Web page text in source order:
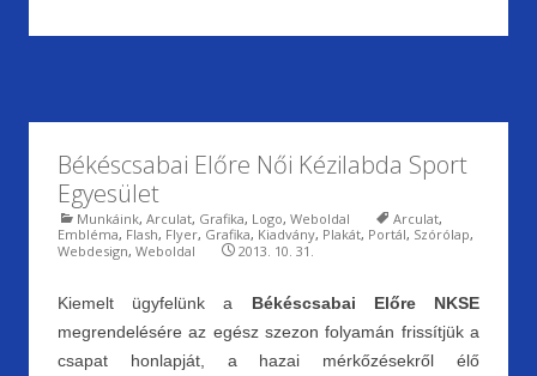
e
o
k
ittai tF
n
dl
y
ar
Békéscsabai Előre Női Kézilabda Sport
Egyesület
Munkáink, Arculat, Grafika, Logo, Weboldal Arculat,
Embléma, Flash, Flyer, Grafika, Kiadvány, Plakát, Portál, Szórólap,
Webdesign, Weboldal 2013. 10. 31.
Kiemelt ügyfelünk a Békéscsabai Előre NKSE
megrendelésére az egész szezon folyamán frissítjük a
csapat honlapját, a hazai mérkőzésekről élő